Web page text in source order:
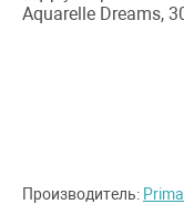
Производитель: Prima